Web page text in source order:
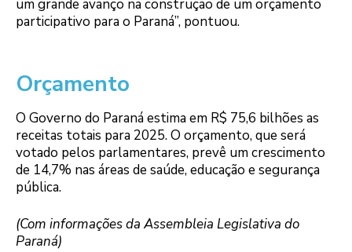
um grande avanço na construção de um orçamento
participativo para o Paraná”, pontuou.
Orçamento
O Governo do Paraná estima em R$ 75,6 bilhões as
receitas totais para 2025. O orçamento, que será
votado pelos parlamentares, prevê um crescimento
de 14,7% nas áreas de saúde, educação e segurança
pública.
(Com informações da Assembleia Legislativa do
Paraná)